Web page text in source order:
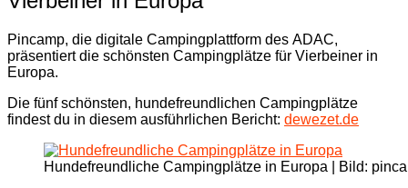
Pincamp, die digitale Campingplattform des ADAC,
präsentiert die schönsten Campingplätze für Vierbeiner in
Europa.
Die fünf schönsten, hundefreundlichen Campingplätze
findest du in diesem ausführlichen Bericht: dewezet.de
Hundefreundliche Campingplätze in Europa | Bild: